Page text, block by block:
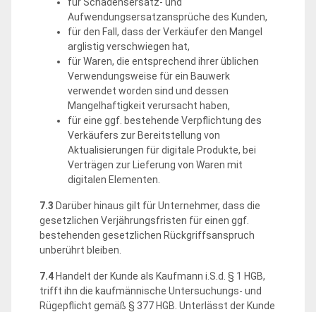
Aufwendungsersatzansprüche des Kunden,
für den Fall, dass der Verkäufer den Mangel
arglistig verschwiegen hat,
für Waren, die entsprechend ihrer üblichen
Verwendungsweise für ein Bauwerk
verwendet worden sind und dessen
Mangelhaftigkeit verursacht haben,
für eine ggf. bestehende Verpflichtung des
Verkäufers zur Bereitstellung von
Aktualisierungen für digitale Produkte, bei
Verträgen zur Lieferung von Waren mit
digitalen Elementen.
7.3 Darüber hinaus gilt für Unternehmer, dass die
gesetzlichen Verjährungsfristen für einen ggf.
bestehenden gesetzlichen Rückgriffsanspruch
unberührt bleiben.
7.4 Handelt der Kunde als Kaufmann i.S.d. § 1 HGB,
trifft ihn die kaufmännische Untersuchungs- und
Rügepflicht gemäß § 377 HGB. Unterlässt der Kunde